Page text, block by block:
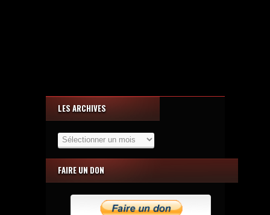
LES ARCHIVES
Archives
FAIRE UN DON